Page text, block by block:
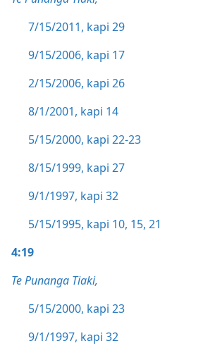
7/15/2011, kapi 29
9/15/2006, kapi 17
2/15/2006, kapi 26
8/1/2001, kapi 14
5/15/2000, kapi 22-23
8/15/1999, kapi 27
9/1/1997, kapi 32
5/15/1995, kapi 10, 15, 21
4:19
Te Punanga Tiaki,
5/15/2000, kapi 23
9/1/1997, kapi 32